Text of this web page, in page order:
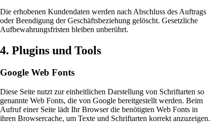
Die erhobenen Kundendaten werden nach Abschluss des Auftrags
oder Beendigung der Geschäftsbeziehung gelöscht. Gesetzliche
Aufbewahrungsfristen bleiben unberührt.
4. Plugins und Tools
Google Web Fonts
Diese Seite nutzt zur einheitlichen Darstellung von Schriftarten so
genannte Web Fonts, die von Google bereitgestellt werden. Beim
Aufruf einer Seite lädt Ihr Browser die benötigten Web Fonts in
ihren Browsercache, um Texte und Schriftarten korrekt anzuzeigen.